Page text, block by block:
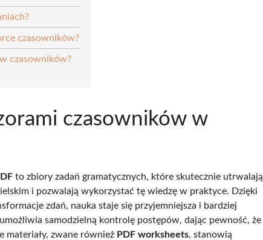
czasowników?
czasowników?
czasowników w
to zbiory zadań gramatycznych, które skutecznie utrwalają
i pozwalają wykorzystać tę wiedzę w praktyce. Dzięki
zdań, nauka staje się przyjemniejsza i bardziej
samodzielną kontrolę postępów, dając pewność, że
materiały, zwane również PDF worksheets, stanowią